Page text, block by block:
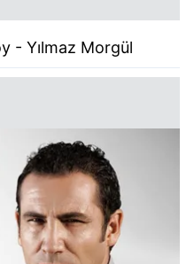
- Yılmaz Morgül